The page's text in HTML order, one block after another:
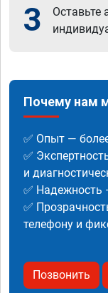
3
Оставьте
Почему нам
✅ Опыт —
✅
и
✅ Надежность
✅
телефону и
Позвонить